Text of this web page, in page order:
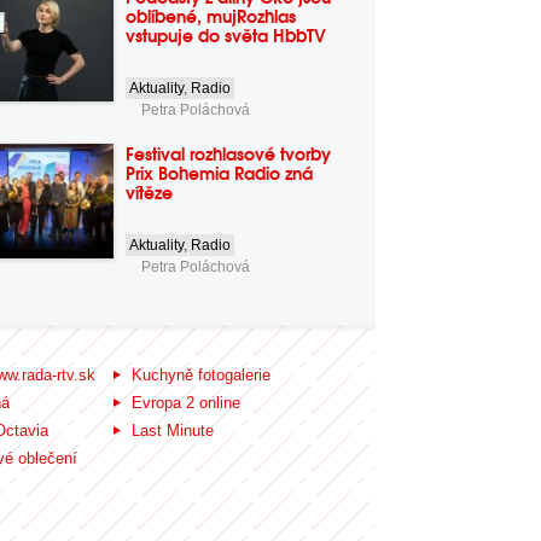
oblíbené, mujRozhlas
vstupuje do světa HbbTV
Aktuality, Radio
Petra Poláchová
Festival rozhlasové tvorby
Prix Bohemia Radio zná
vítěze
Aktuality, Radio
Petra Poláchová
rtv.sk
Kuchyně fotogalerie
Evropa 2 online
Last Minute
oblečení